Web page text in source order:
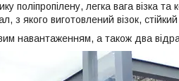
поліпропілену, легка вага візка
з якого виготовлений візок,
навантаженням, а також два